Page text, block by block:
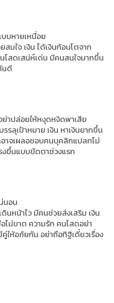
บบหายเหนื่อย
สมใจ เงิน ได้เงินก้อนโตจาก
โสดเสน่ห์เด่น มีคนสนใจมากขึ้น
นดี
าปล่อยให้หงุดหงิดพาเสีย
รลุเป้าหมาย เงิน หาเงินยากขึ้น
าจเผลอชอบคนบุคลิกแปลกไม่
ขึ้นแบบขัดตาช่วงแรก
นอน
นหน้าไว มีคนช่วยส่งเสริม เงิน
ไม่ขาด ความรัก คนโสดอย่า
ห้อภัยกัน อย่าถือทิฐิเดี๋ยวเรื่อง